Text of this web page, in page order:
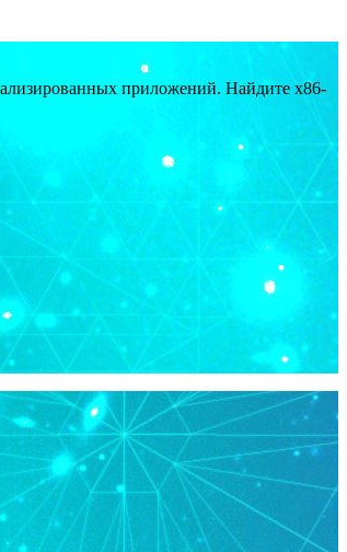
приложений. Найдите x86-